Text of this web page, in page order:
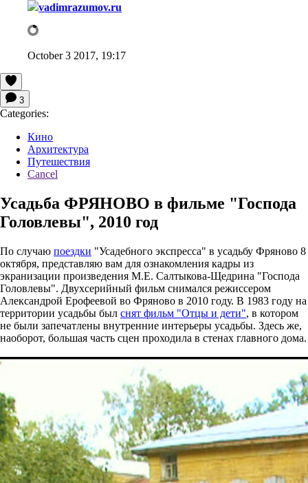
vadimrazumov.ru
October 3 2017, 19:17
3
Categories:
Кино
Архитектура
Путешествия
Cancel
Усадьба ФРЯНОВО в фильме "Господа
Головлевы", 2010 год
По случаю поездки "Усадебного экспресса" в усадьбу Фряново 8
октября, представляю вам для ознакомления кадры из
экранизации произведения М.Е. Салтыкова-Щедрина "Господа
Головлевы". Двухсерийный фильм снимался режиссером
Александрой Ерофеевой во Фряново в 2010 году. В 1983 году на
территории усадьбы был снят фильм "Отцы и дети", в котором
не были запечатлены внутренние интерьеры усадьбы. Здесь же,
наоборот, большая часть сцен проходила в стенах главного дома.